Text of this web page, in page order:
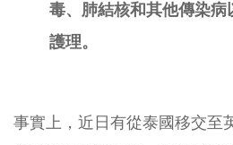
毒、肺結核和其他傳染病
護理。
事實上，近日有從泰國移交至